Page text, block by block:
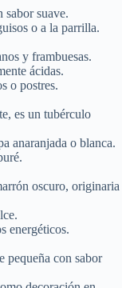
sabor suave.
o a la parrilla.
y frambuesas.
ácidas.
o postres.
es un tubérculo
anaranjada o blanca.
oscuro, originaria
energéticos.
pequeña con sabor